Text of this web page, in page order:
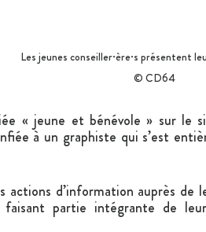
Les jeunes conseiller·ère·s présentent
© CD64
« jeune et bénévole » sur le
à un graphiste qui s’est
d’information auprès de
faisant partie intégrante de